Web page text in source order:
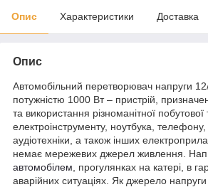
Опис Характеристики Доставка
Опис
Автомобільний перетворювач напруги
потужністю 1000 Вт – пристрій,
та використання різноманітної побутової
електроінструменту, ноутбука, телефону,
аудіотехніки, а також інших
немає мережевих джерел живлення.
автомобілем , прогулянках на катері, в
аварійних ситуаціях. Як джерело